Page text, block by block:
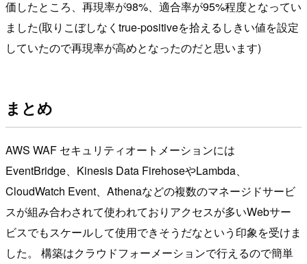
価したところ、再現率が98%、適合率が95%程度となってい
ました(取りこぼしなくtrue-positiveを拾えるしきい値を設定
していたので再現率が高めとなったのだと思います)
まとめ
AWS WAF セキュリティオートメーションには
EventBridge、Kinesis Data FirehoseやLambda、
CloudWatch Event、Athenaなどの複数のマネージドサービ
スが組み合わされて使われておりアクセスが多いWebサー
ビスでもスケールして使用できそうだなという印象を受けま
した。 構築はクラウドフォーメーションで行えるので簡単